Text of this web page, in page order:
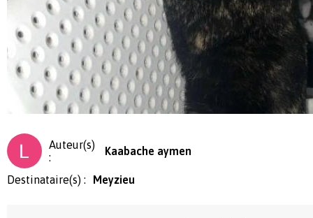
Auteur(s)
:
Kaabache aymen
Destinataire(s) : Meyzieu